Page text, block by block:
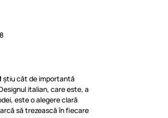
știu cât de importantă
italian, care este, a
este o alegere clară
să trezească în fiecare